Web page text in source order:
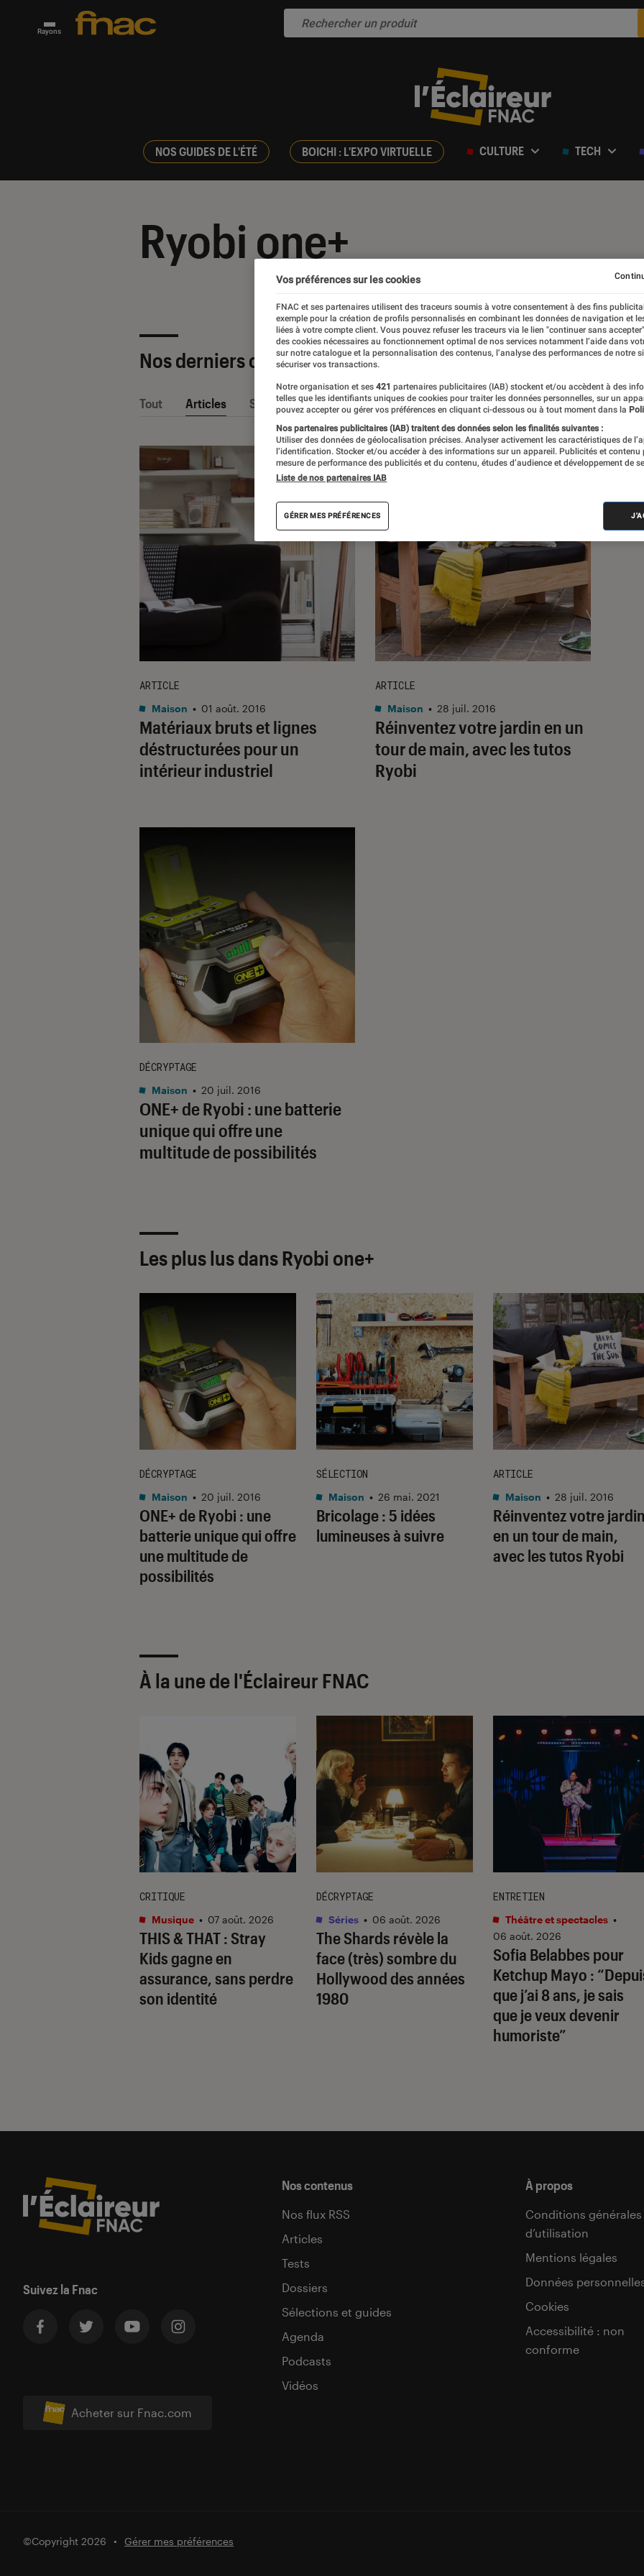
Rayons
NOS GUIDES DE L'ÉTÉ BOICHI : L'EXPO VIRTUELLE CULTURE TECH
Ryobi one+
Nos derniers contenus
Tout Articles Sélections et guides
Matériaux bruts et lignes
déstructurées pour un
intérieur industriel
ARTICLE
Maison • 01 août. 2016
Réinventez votre jardin en un
tour de main, avec les tutos
Ryobi
ARTICLE
Maison • 28 juil. 2016
ONE+ de Ryobi : une batterie
unique qui offre une
multitude de possibilités
DÉCRYPTAGE
Maison • 20 juil. 2016
Les plus lus dans Ryobi one+
ONE+ de Ryobi : une
batterie unique qui offre
une multitude de
possibilités
DÉCRYPTAGE
Maison • 20 juil. 2016
Bricolage : 5 idées
lumineuses à suivre
SÉLECTION
Maison • 26 mai. 2021
Réinventez votre jardin
en un tour de main,
avec les tutos Ryobi
ARTICLE
Maison • 28 juil. 2016
À la une de l'Éclaireur FNAC
THIS & THAT: Stray
Kids gagne en
assurance, sans perdre
son identité
CRITIQUE
Musique • 07 août. 2026
The Shards révèle la
face (très) sombre du
Hollywood des années
1980
DÉCRYPTAGE
Séries • 06 août. 2026
Sofia Belabbes pour
Ketchup Mayo :
que j’ai 8 ans, je sais
que je veux devenir
humoriste”
ENTRETIEN
Théâtre et spectacles •
06 août. 2026
Suivez la Fnac
Acheter sur Fnac.com
Nos contenus
Nos flux RSS
Articles
Tests
Dossiers
Sélections et guides
Agenda
Podcasts
Vidéos
À propos
Conditions générales
d’utilisation
Mentions légales
Données
Cookies
Accessibilité : non
conforme
©Copyright 2026 Gérer mes préférences
Vos préférences sur les cookies
FNAC et ses partenaires utilisent des traceurs soumis à votre consentement à des fins
exemple pour la création de profils personnalisés en combinant les données de navigation et
liées à votre compte client. Vous pouvez refuser les traceurs via le lien "continuer sans
des cookies nécessaires au fonctionnement optimal de nos services notamment l’aide dans
sur notre catalogue et la personnalisation des contenus, l’analyse des performances de notre
sécuriser vos transactions.
Notre organisation et ses 421 partenaires publicitaires (IAB) stockent et/ou accèdent à des
telles que les identifiants uniques de cookies pour traiter les données personnelles, sur un
pouvez accepter ou gérer vos préférences en cliquant ci-dessous ou à tout moment dans la
Nos partenaires publicitaires (IAB) traitent des données selon les finalités suivantes :
Utiliser des données de géolocalisation précises. Analyser activement les caractéristiques de
l’identification. Stocker et/ou accéder à des informations sur un appareil. Publicités et contenu
mesure de performance des publicités et du contenu, études d’audience et développement de
Liste de nos partenaires IAB
GÉRER MES PRÉFÉRENCES